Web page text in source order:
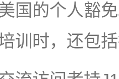
国的个人豁
训时，还包